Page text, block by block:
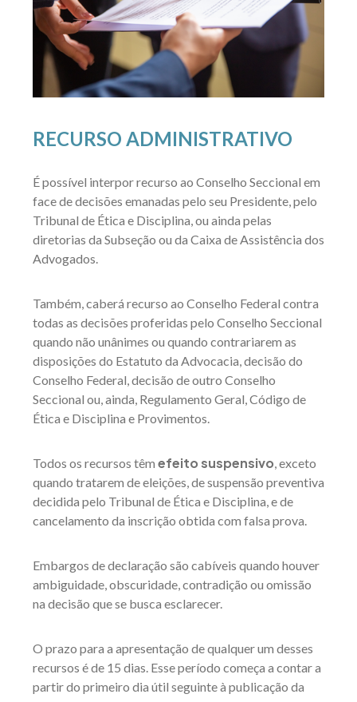
RECURSO ADMINISTRATIVO
É possível interpor recurso ao Conselho Seccional em
face de decisões emanadas pelo seu Presidente, pelo
Tribunal de Ética e Disciplina, ou ainda pelas
diretorias da Subseção ou da Caixa de Assistência dos
Advogados.
Também, caberá recurso ao Conselho Federal contra
todas as decisões proferidas pelo Conselho Seccional
quando não unânimes ou quando contrariarem as
disposições do Estatuto da Advocacia, decisão do
Conselho Federal, decisão de outro Conselho
Seccional ou, ainda, Regulamento Geral, Código de
Ética e Disciplina e Provimentos.
Todos os recursos têm efeito suspensivo , exceto
quando tratarem de eleições, de suspensão preventiva
decidida pelo Tribunal de Ética e Disciplina, e de
cancelamento da inscrição obtida com falsa prova.
Embargos de declaração são cabíveis quando houver
ambiguidade, obscuridade, contradição ou omissão
na decisão que se busca esclarecer.
O prazo para a apresentação de qualquer um desses
recursos é de 15 dias. Esse período começa a contar a
partir do primeiro dia útil seguinte à publicação da